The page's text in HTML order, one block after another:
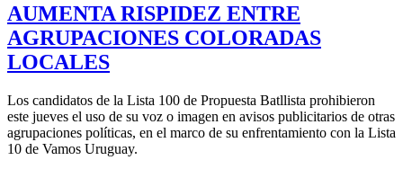
AUMENTA RISPIDEZ ENTRE
AGRUPACIONES COLORADAS
LOCALES
Los candidatos de la Lista 100 de Propuesta Batllista prohibieron
este jueves el uso de su voz o imagen en avisos publicitarios de otras
agrupaciones políticas, en el marco de su enfrentamiento con la Lista
10 de Vamos Uruguay.